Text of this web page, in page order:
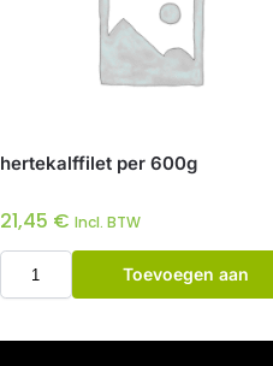
hertekalffilet per 600g
21,45 € Incl. BTW
Toevoegen aan